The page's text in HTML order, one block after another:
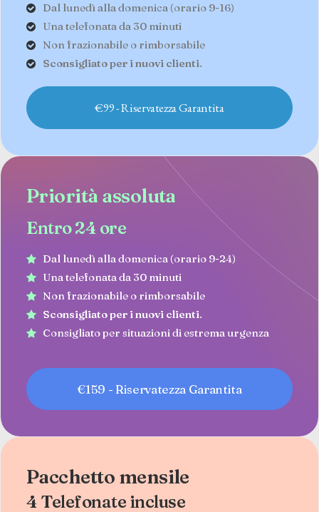
Dal lunedì alla domenica (orario 9-16)
Una telefonata da 30 minuti
Non frazionabile o rimborsabile
Sconsigliato per i nuovi clienti.
€99 - Riservatezza Garantita
Priorità assoluta
Entro 24 ore
Dal lunedì alla domenica (orario 9-24)
Una telefonata da 30 minuti
Non frazionabile o rimborsabile
Sconsigliato per i nuovi clienti.
Consigliato per situazioni di estrema urgenza
€159 - Riservatezza Garantita
Pacchetto mensile
4 Telefonate incluse